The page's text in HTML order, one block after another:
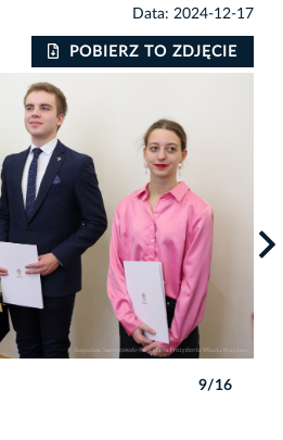
Data: 2024-12-17
POBIERZ TO ZDJĘCIE
9/16